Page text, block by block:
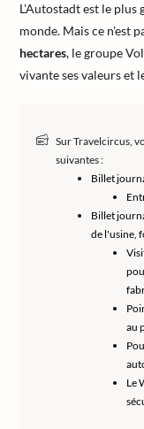
L'Autostadt est le
monde. Mais ce n'est
hectares, le groupe
vivante ses valeurs et
Sur Travelcircus,
suivantes :
Billet
Billet
de l'usine,
au
Le